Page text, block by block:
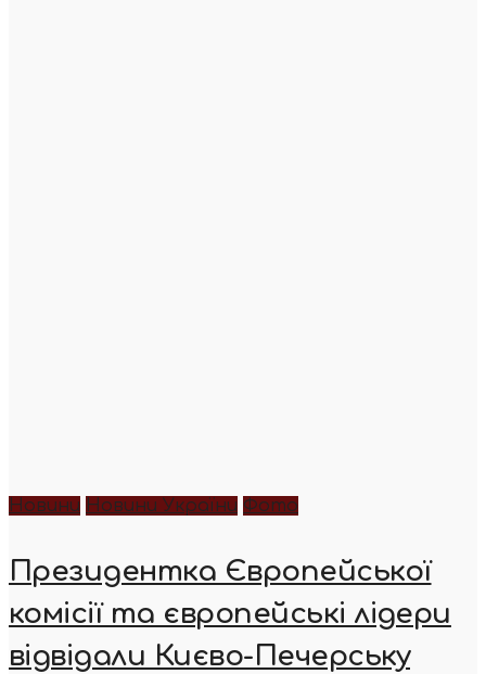
Новини Новини України Фото
Президентка Європейської
комісії та європейські лідери
відвідали Києво-Печерську